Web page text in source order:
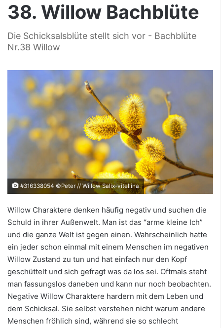
38. Willow Bachblüte
Die Schicksalsblüte stellt sich vor - Bachblüte
Nr.38 Willow
#316338054 ©Peter // Willow Salix-vitellina
Willow Charaktere denken häufig negativ und suchen die
Schuld in ihrer Außenwelt. Man ist das “arme kleine Ich”
und die ganze Welt ist gegen einen. Wahrscheinlich hatte
ein jeder schon einmal mit einem Menschen im negativen
Willow Zustand zu tun und hat einfach nur den Kopf
geschüttelt und sich gefragt was da los sei. Oftmals steht
man fassungslos daneben und kann nur noch beobachten.
Negative Willow Charaktere hardern mit dem Leben und
dem Schicksal. Sie selbst verstehen nicht warum andere
Menschen fröhlich sind, während sie so schlecht